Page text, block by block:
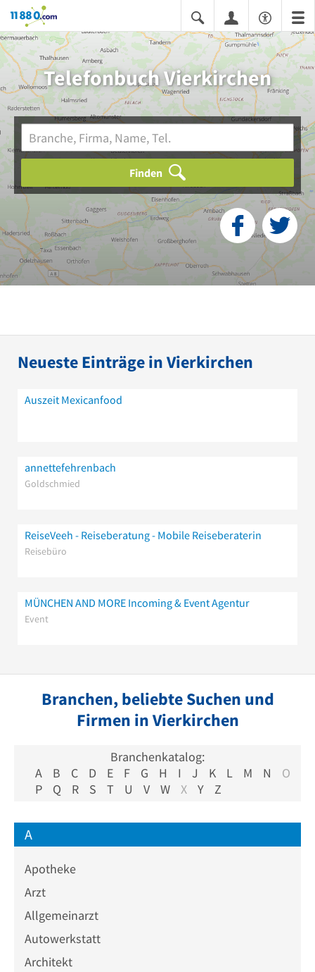
11880.com
Telefonbuch Vierkirchen
Finden
Neueste Einträge in Vierkirchen
Auszeit Mexicanfood
annettefehrenbach
Goldschmied
ReiseVeeh - Reiseberatung - Mobile Reiseberaterin
Reisebüro
MÜNCHEN AND MORE Incoming & Event Agentur
Event
Branchen, beliebte Suchen und
Firmen in Vierkirchen
Branchenkatalog:
A
B C D E F G H I J K L M N
O
P
Q R S T U V W X Y Z
A
Apotheke
Arzt
Allgemeinarzt
Autowerkstatt
Architekt